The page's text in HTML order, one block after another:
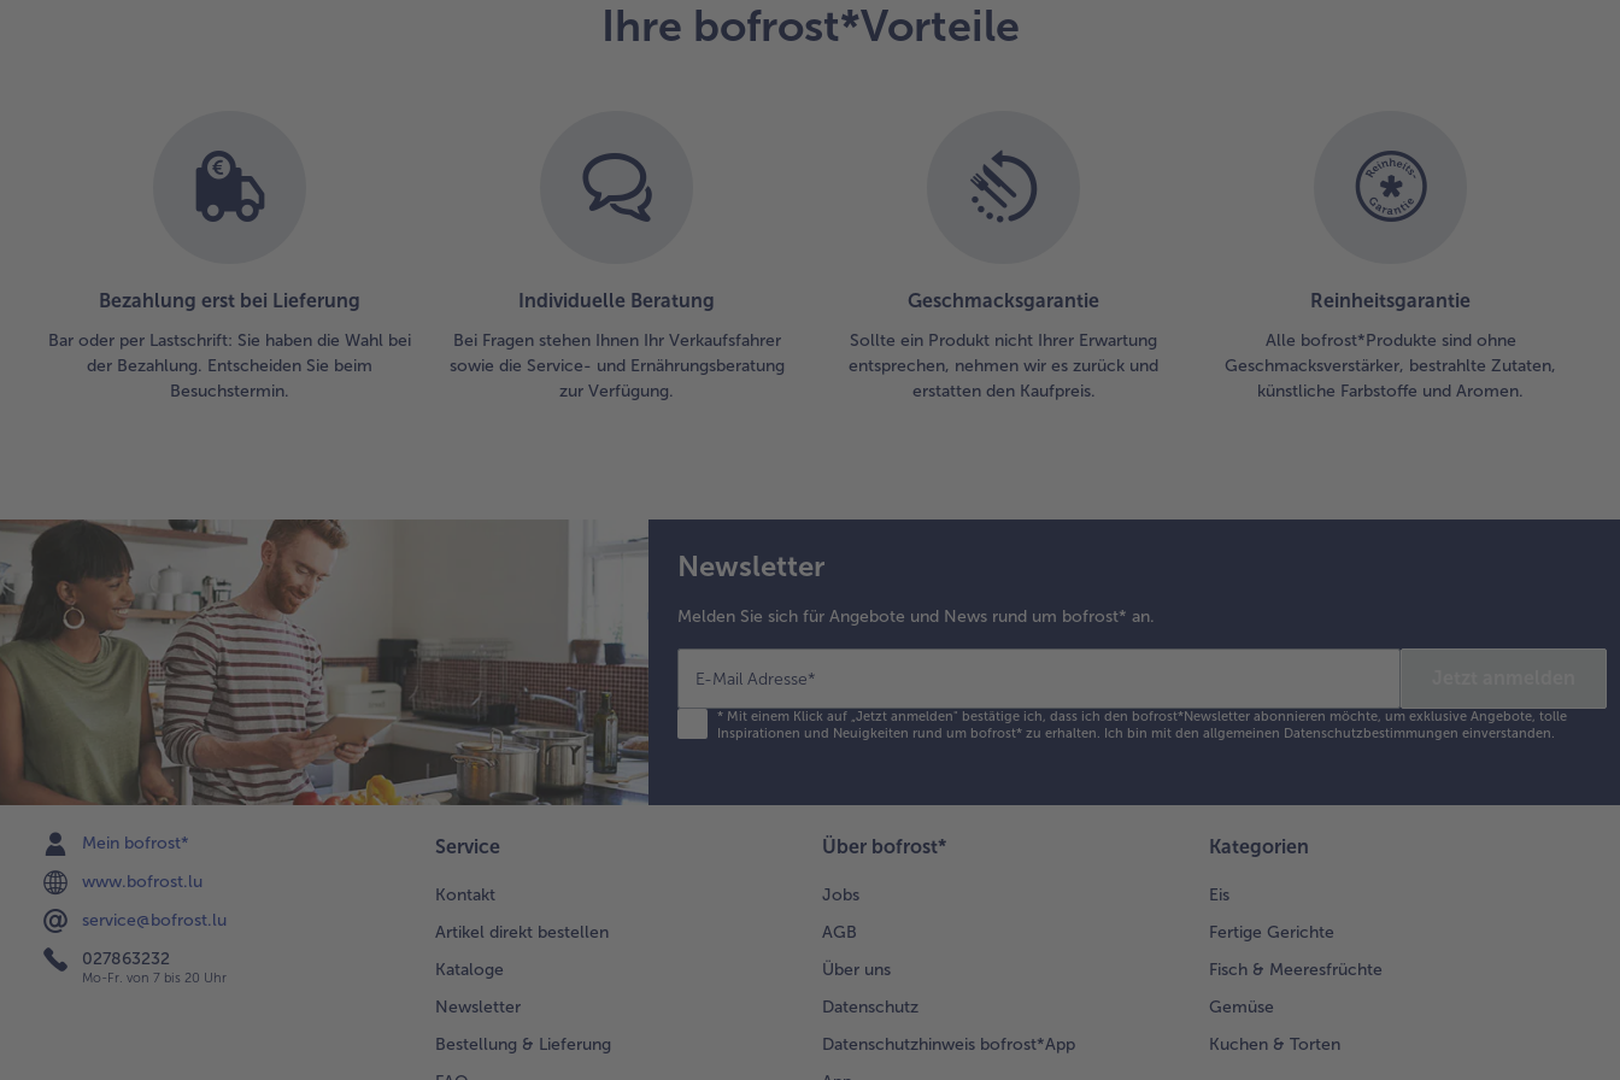
Berberitzen
Dazu das
Naanbrot
reichen.
Ihre bofrost*Vorteile
Bezahlung erst bei Lieferung
Bar oder per Lastschrift: Sie haben die Wahl bei
der Bezahlung. Entscheiden Sie beim
Besuchstermin.
Individuelle Beratung
Bei Fragen stehen Ihnen Ihr Verkaufsfahrer
sowie die Service- und Ernährungsberatung
zur Verfügung.
Geschmacksgarantie
Sollte ein Produkt nicht Ihrer Erwartung
entsprechen, nehmen wir es zurück und
erstatten den Kaufpreis.
Reinheitsgarantie
Alle bofrost*Produkte sind ohne
Geschmacksverstärker, bestrahlte Zutaten,
künstliche Farbstoffe und Aromen.
Newsletter
Melden Sie sich für Angebote und News rund um bofrost* an.
E-Mail Adresse*
*Mit einem Klick auf „Jetzt anmelden" bestätige ich, dass ich den bofrost*Newsletter abonnieren möchte, um exklusive Angebote, tolle
Inspirationen und Neuigkeiten rund um bofrost* zu erhalten. Ich bin mit den allgemeinen Datenschutzbestimmungen einverstanden.
Mein bofrost*
www.bofrost.lu
service@bofrost.lu
027863232
Mo-Fr. von 7 bis 20 Uhr
Service
Kontakt
Artikel direkt bestellen
Kataloge
Newsletter
Bestellung & Lieferung
Über bofrost*
Jobs
AGB
Über uns
Datenschutz
Datenschutzhinweis bofrost*App
Kategorien
Eis
Fertige Gerichte
Fisch & Meeresfrüchte
Gemüse
Kuchen & Torten